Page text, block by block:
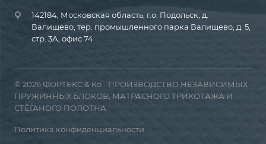
142184, Московская область, г.о. Подольск, д.
Валищево, тер. промышленного парка Валищево, д. 5,
стр. 3А, офис 74
© 2026 ФОРТЕКС & Ко - ПРОИЗВОДСТВО НЕЗАВИСИМЫХ
ПРУЖИННЫХ БЛОКОВ, МАТРАСНОГО ТРИКОТАЖА И
СТЁГАНОГО ПОЛОТНА
Политика конфиденциальности